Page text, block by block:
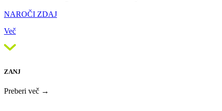
NAROČI ZDAJ
Več
ZANJ
Preberi več →